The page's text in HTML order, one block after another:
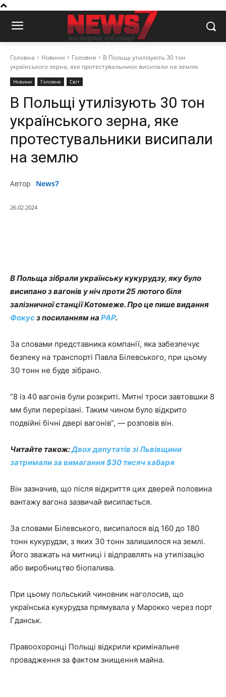
Головна Новини Головне
В Польщі утилізують 30 тон
українського зерна, яке протестувальники висипали на землю
Новини Головне Світ
В Польщі утилізують 30 тон
українського зерна, яке
протестувальники висипали
на землю
Автор News7
26.02.2024
В Польща зібрали українську кукурудзу, яку було
висипано з вагонів у ніч проти 25 лютого біля
залізничної станції Котомеже. Про це пише видання
Фокусз посиланням на PAP.
За словами представника компанії, яка забезпечує
безпеку на транспорті Павла Білевського, при цьому
30 тонн не буде зібрано.
“8 із 40 вагонів були розкриті. Митні троси завтовшки 8
мм були перерізані. Таким чином було відкрито
подвійні бічні двері вагонів”, — розповів він.
Читайте також:Двох депутатів зі Львівщини
затримали за вимагання $30 тисяч хабаря
Він зазначив, що після відкриття цих дверей половина
вантажу вагона зазвичай висипається.
За словами Білевського, висипалося від 160 до 180
тонн кукурудзи, з яких 30 тонн залишилося на землі.
Його зважать на митниці і відправлять на утилізацію
або виробництво біопалива.
При цьому польський чиновник наголосив, що
українська кукурудза прямувала у Марокко через порт
Гданськ.
Правоохоронці Польщі відкрили кримінальне
провадження за фактом знищення майна.